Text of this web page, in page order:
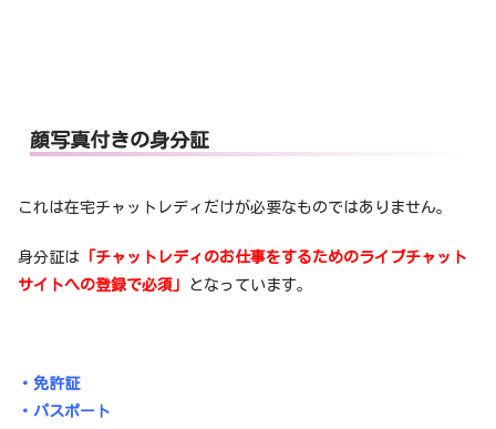
顔写真付きの身分証
これは在宅チャットレディだけが必要なものではありません。
身分証は 「チャットレディのお仕事をするためのライブチャット
サイトへの登録で必須」
となっています。
・免許証
・パスポート